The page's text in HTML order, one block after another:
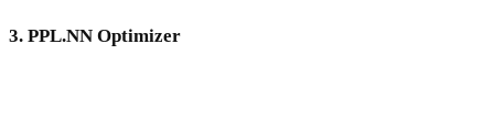
3. PPL.NN Optimizer